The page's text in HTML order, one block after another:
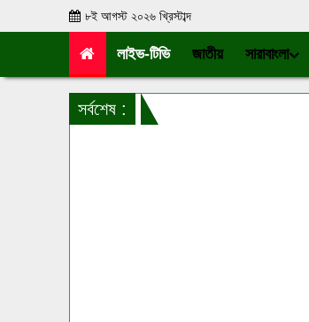
৮ই আগস্ট ২০২৬ খ্রিস্টাব্দ
লাইভ-টিভি জাতীয় সারাবাংলা
সর্বশেষ :